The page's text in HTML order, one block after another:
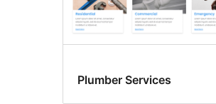
Plumber Services